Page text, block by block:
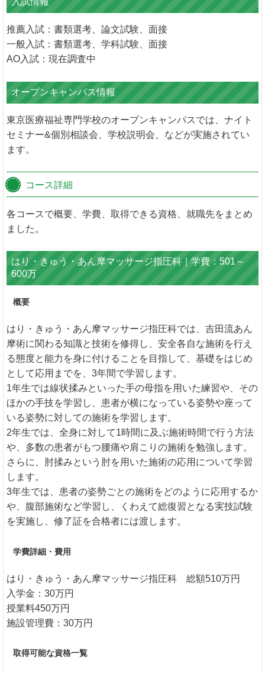
推薦入試：書類選考、論文試験、面接
一般入試：書類選考、学科試験、面接
AO入試：現在調査中
オープンキャンパス情報
東京医療福祉専門学校のオープンキャンパスでは、ナイト
セミナー&個別相談会、学校説明会、などが実施されてい
ます。
コース詳細
各コースで概要、学費、取得できる資格、就職先をまとめ
ました。
はり・きゅう・あん摩マッサージ指圧科｜学費：501～
600万
概要
はり・きゅう・あん摩マッサージ指圧科では、吉田流あん
摩術に関わる知識と技術を修得し、安全各自な施術を行え
る態度と能力を身に付けることを目指して、基礎をはじめ
として応用までを、3年間で学習します。
1年生では線状揉みといった手の母指を用いた練習や、その
ほかの手技を学習し、患者が横になっている姿勢や座って
いる姿勢に対しての施術を学習します。
2年生では、全身に対して1時間に及ぶ施術時間で行う方法
や、多数の患者がもつ腰痛や肩こりの施術を勉強します。
さらに、肘揉みという肘を用いた施術の応用について学習
します。
3年生では、患者の姿勢ごとの施術をどのように応用するか
や、腹部施術など学習し、くわえて総復習となる実技試験
を実施し、修了証を合格者には渡します。
学費詳細・費用
はり・きゅう・あん摩マッサージ指圧科 総額510万円
入学金：30万円
授業料450万円
施設管理費：30万円
取得可能な資格一覧